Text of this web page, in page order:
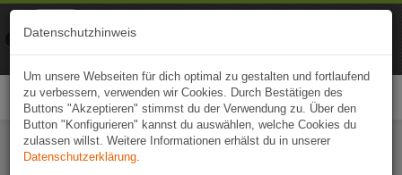
Datenschutzhinweis
Um unsere Webseiten für dich optimal zu gestalten und fortlaufend
zu verbessern, verwenden wir Cookies. Durch Bestätigen des
Buttons "Akzeptieren" stimmst du der Verwendung zu. Über den
Button "Konfigurieren" kannst du auswählen, welche Cookies du
zulassen willst. Weitere Informationen erhälst du in unserer
Datenschutzerklärung.
Naviki